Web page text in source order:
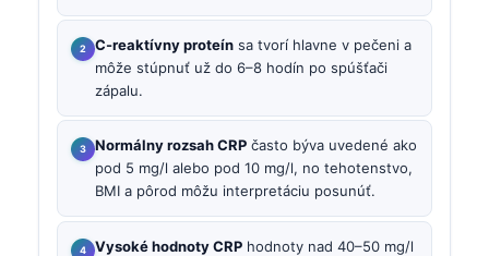
C-reaktívny proteín sa tvorí hlavne v pečeni a
môže stúpnuť už do 6–8 hodín po spúšťači
zápalu.
Normálny rozsah CRP často býva uvedené ako
pod 5 mg/l alebo pod 10 mg/l, no tehotenstvo,
BMI a pôrod môžu interpretáciu posunúť.
Vysoké hodnoty CRP hodnoty nad 40–50 mg/l